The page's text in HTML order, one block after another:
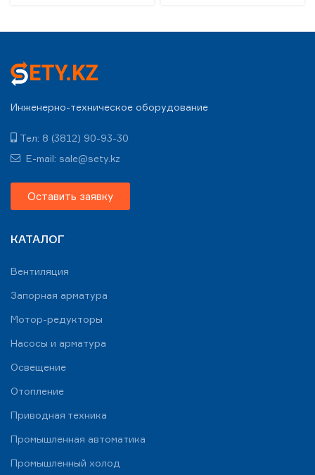
Инженерно-техническое оборудование
Тел: 8 (3812) 90-93-30
E-mail: sale@sety.kz
Оставить заявку
КАТАЛОГ
Вентиляция
Запорная арматура
Мотор-редукторы
Насосы и арматура
Освещение
Отопление
Приводная техника
Промышленная автоматика
Промышленный холод